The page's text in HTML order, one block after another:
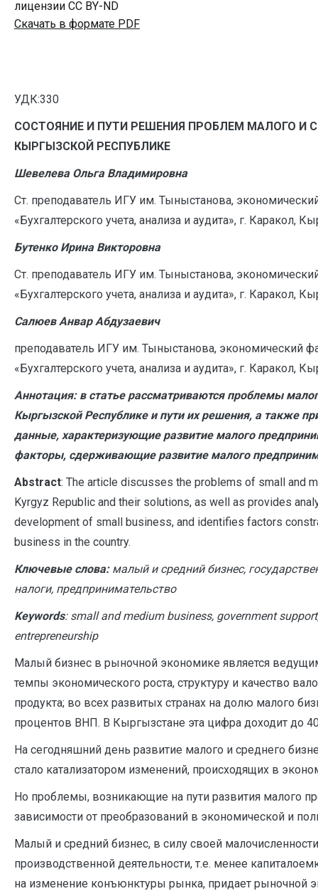
лицензии CC BY-ND
Скачать в формате PDF
УДК:330
СОСТОЯНИЕ И ПУТИ РЕШЕНИЯ ПРОБЛЕМ МАЛОГО И
КЫРГЫЗСКОЙ РЕСПУБЛИКЕ
Шевелева Ольга Владимировна
Ст. преподаватель ИГУ им. Тыныстанова,
«Бухгалтерского учета, анализа и аудита», г. Каракол,
Бутенко Ирина Викторовна
Ст. преподаватель ИГУ им. Тыныстанова,
«Бухгалтерского учета, анализа и аудита», г. Каракол,
Салюев Анвар Абдузаевич
преподаватель ИГУ им. Тыныстанова, экономический
«Бухгалтерского учета, анализа и аудита», г. Каракол,
Аннотация: в статье рассматриваются проблемы
Кыргызской Республике и пути их решения, а также
данные, характеризующие развитие малого
факторы, сдерживающие развитие малого
Abstract: The article discusses the problems of small and
Kyrgyz Republic and their solutions, as well as provides
development of small business, and identifies factors
business in the country.
Ключевые слова:малый и средний бизнес,
налоги, предпринимательство
Keywords: small and medium business, government
entrepreneurship
Малый бизнес в рыночной экономике является
темпы экономического роста, структуру и качество
продукта; во всех развитых странах на долю малого
процентов ВНП. В Кыргызстане эта цифра доходит до
На сегодняшний день развитие малого и среднего
стало катализатором изменений, происходящих в
Но проблемы, возникающие на пути развития малого
зависимости от преобразований в экономической и
Малый и средний бизнес, в силу своей
производственной деятельности, т.е. менее
на изменение конъюнктуры рынка, придает рыночной